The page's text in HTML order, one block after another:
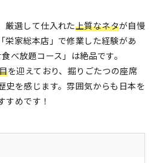
厳選して仕入れた上質なネタが自慢
栄家総本店」で修業した経験があ
べ放題コース」は絶品です。
を迎えており、掘りごたつの座席
史を感じます。雰囲気からも日本を
すめです！